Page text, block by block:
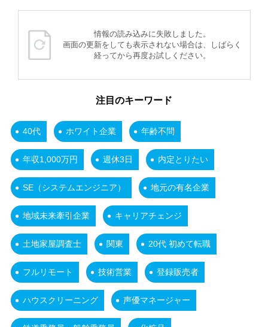
情報の読み込みに失敗しました。
画面の更新をしても表示されない場合は、しばらく
経ってから再度お試しください。
注目のキーワード
40代 ホワイト企業 年齢不問
年収1,000万円 週休3日 内定とりたい
SE（システムエンジニア） 地元の有名企業
地域未来牽引企業 キャリアチェンジ
土地家屋調査士 関東 20代 初めて転職
フルリモート 技術営業 登録販売者
ハウスクリーニング 声優マネージャー